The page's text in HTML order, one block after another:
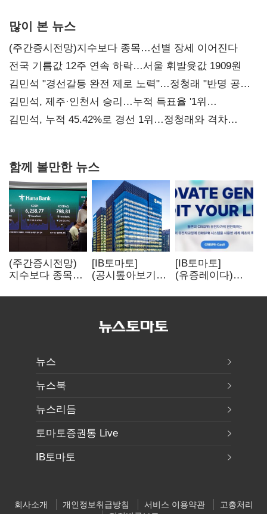
많이 본 뉴스
(주간증시전망)지수보다 종목…선별 장세 이어진다
전국 기름값 12주 연속 하락…서울 휘발윳값 1909원
김민석 "경선갈등 완전 제로 노력"…정청래 "반명 공세
사과부터"
김민석, 제주·인천서 승리…누적 득표율 '1위
탈환'(종합)
김민석, 누적 45.42%로 경선 1위…정청래와 격차
함께 볼만한 뉴스
(주간증시전망)
지수보다 종목…
이어진다
[IB토마토]
(공시톺아보기)
바로 매출로
[IB토마토]
(유증레이다)
3분의 1 토막…
뉴스
뉴스북
뉴스리듬
토마토증권통 Live
IB토마토
회사소개 개인정보취급방침 서비스 이용약관
고충처리